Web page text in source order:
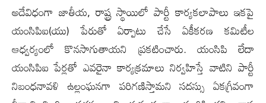
అదేవిధంగా జాతీయ, రాష్ట్ర స్థాయిలో పార్టీ కార్యకలాపాలు ఇకపై
యంసిపిఐ(యు) పేరుతో ఏర్పాటు చేసే ఏకీకరణ కమిటీల
ఆధ్వర్యంలో కొనసాగుతాయని ప్రకటించారు. యంసిపి లేదా
యంసిపిఐ పేర్లతో ఎవరైనా కార్యక్రమాలు నిర్వహిస్తే వాటిని పార్టీ
నిబంధనావళి ఉల్లంఘనగా పరిగణిస్తామని సదస్సు ఏకగ్రీవంగా